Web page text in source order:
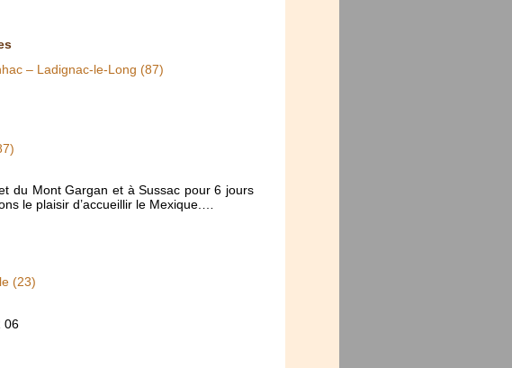
– Ladignac-le-Long (87)
du Mont Gargan et à Sussac pour 6 jours
le plaisir d’accueillir le Mexique.…
(23)
06